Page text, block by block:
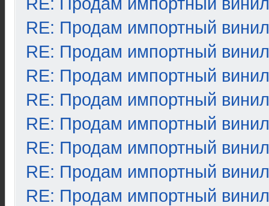
RE: Продам импортный винил
RE: Продам импортный винил
RE: Продам импортный винил
RE: Продам импортный винил
RE: Продам импортный винил
RE: Продам импортный винил
RE: Продам импортный винил
RE: Продам импортный винил